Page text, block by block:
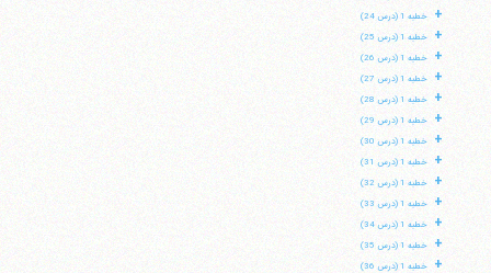
+ خطبه 1 (درس 24)
+ خطبه 1 (درس 25)
+ خطبه 1 (درس 26)
+ خطبه 1 (درس 27)
+ خطبه 1 (درس 28)
+ خطبه 1 (درس 29)
+ خطبه 1 (درس 30)
+ خطبه 1 (درس 31)
+ خطبه 1 (درس 32)
+ خطبه 1 (درس 33)
+ خطبه 1 (درس 34)
+ خطبه 1 (درس 35)
+ خطبه 1 (درس 36)